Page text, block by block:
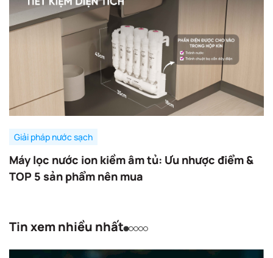
Giải pháp nước sạch
Máy lọc nước ion kiềm âm tủ: Ưu nhược điểm &
TOP 5 sản phẩm nên mua
Tin xem nhiều nhất